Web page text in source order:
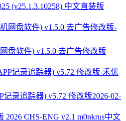
(v25.1.3.10258) 中文直装版
盘软件) v1.5.0 去广告修改版
记录追踪器) v5.72 修改版2026-02-